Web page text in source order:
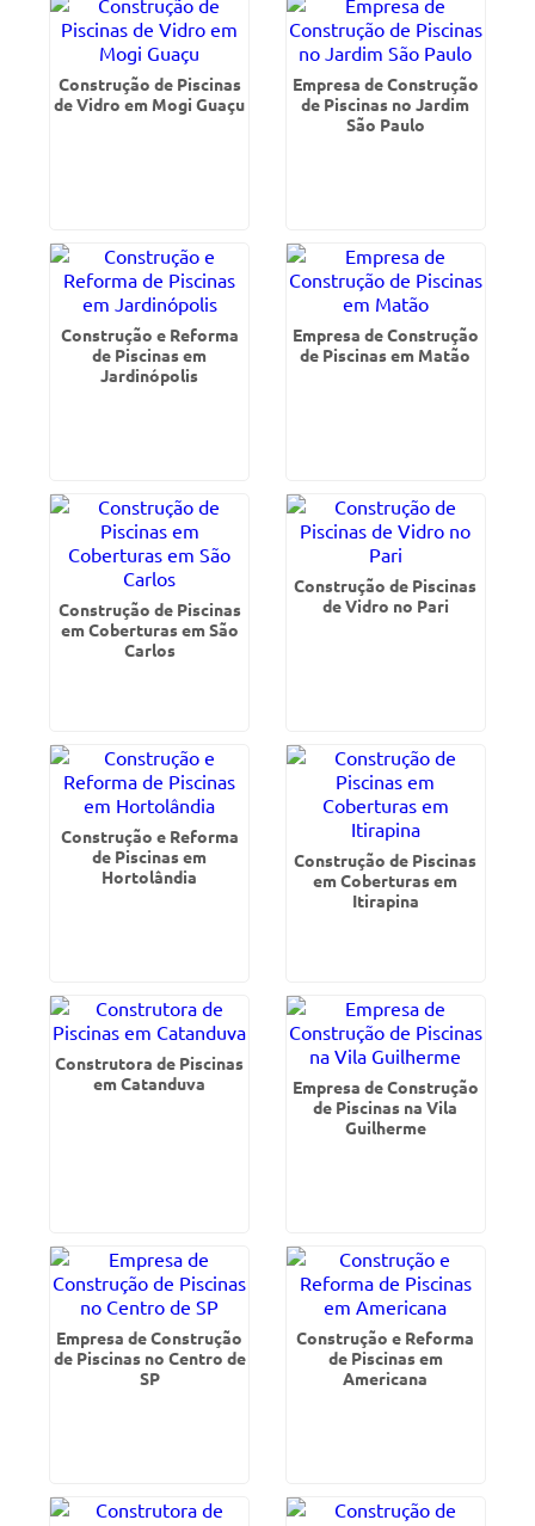
Construção de Piscinas
de Vidro em Mogi Guaçu
Empresa de Construção
de Piscinas no Jardim
São Paulo
Construção e Reforma
de Piscinas em
Jardinópolis
Empresa de Construção
de Piscinas em Matão
Construção de Piscinas
em Coberturas em São
Carlos
Construção de Piscinas
de Vidro no Pari
Construção e Reforma
de Piscinas em
Hortolândia
Construção de Piscinas
em Coberturas em
Itirapina
Construtora de Piscinas
em Catanduva
Empresa de Construção
de Piscinas na Vila
Guilherme
Empresa de Construção
de Piscinas no Centro de
SP
Construção e Reforma
de Piscinas em
Americana